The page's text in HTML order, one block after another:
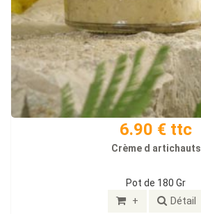
6.90 € ttc
Crème d artichauts
Pot de 180 Gr
+ Détail